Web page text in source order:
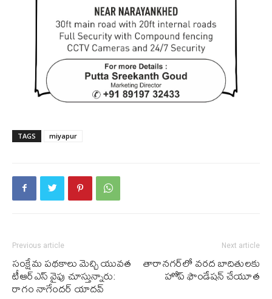
TAGS miyapur
Previous article
సంక్షేమ ప‌థ‌కాలు మెచ్చి యువ‌త
టీఆర్ఎస్ వైపు చూస్తున్నారు:
రాగం నాగేంద‌ర్ యాద‌వ్‌
Next article
తారాన‌గ‌ర్‌లో వ‌ర‌ద బాదితుల‌కు
హోప్ ఫౌండేష‌న్ చేయూత